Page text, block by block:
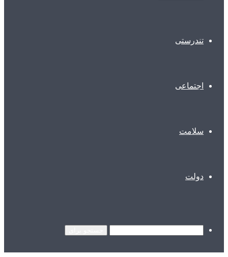
تندرستی
اجتماعی
سلامت
دولت